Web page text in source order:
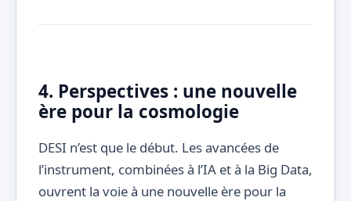
4. Perspectives : une nouvelle
ère pour la cosmologie
DESI n’est que le début. Les avancées de
l’instrument, combinées à l’IA et à la Big Data,
ouvrent la voie à une nouvelle ère pour la